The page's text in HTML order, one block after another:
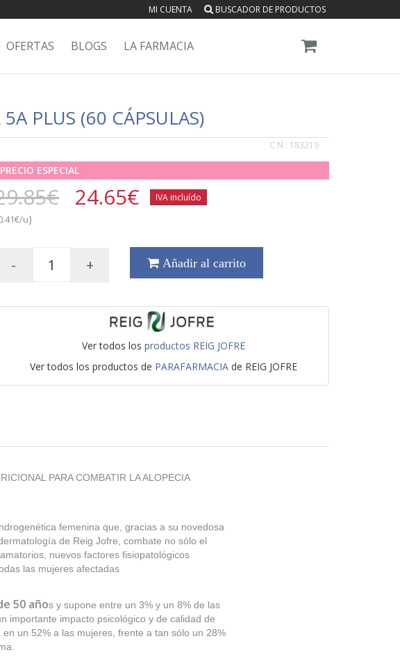
MI CUENTA BUSCADOR DE PRODUCTOS
OFERTAS BLOGS LA FARMACIA
PLUS (60 CÁPSULAS)
C.N.: 183219
PRECIO ESPECIAL
24.65€ IVA incluído
u)
- + Añadir al carrito
Ver todos losproductos REIG JOFRE
Ver todos los productos de PARAFARMACIA de REIG JOFRE
PARA COMBATIR LA ALOPECIA
femenina que, gracias a su novedosa
de Reig Jofre, combate no sólo el
nuevos factores fisiopatológicos
las mujeres afectadas
50 años y supone entre un 3% y un 8% de las
importante impacto psicológico y de calidad de
un 52% a las mujeres, frente a tan sólo un 28%